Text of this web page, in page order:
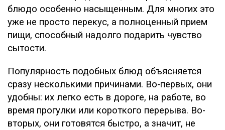
блюдо особенно насыщенным. Для многих это
уже не просто перекус, а полноценный прием
пищи, способный надолго подарить чувство
сытости.
Популярность подобных блюд объясняется
сразу несколькими причинами. Во-первых, они
удобны: их легко есть в дороге, на работе, во
время прогулки или короткого перерыва. Во-
вторых, они готовятся быстро, а значит, не